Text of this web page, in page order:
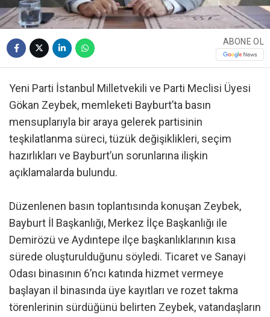
ABONE OL
Yeni Parti İstanbul Milletvekili ve Parti Meclisi Üyesi
Gökan Zeybek, memleketi Bayburt’ta basın
mensuplarıyla bir araya gelerek partisinin
teşkilatlanma süreci, tüzük değişiklikleri, seçim
hazırlıkları ve Bayburt’un sorunlarına ilişkin
açıklamalarda bulundu.
Düzenlenen basın toplantısında konuşan Zeybek,
Bayburt İl Başkanlığı, Merkez İlçe Başkanlığı ile
Demirözü ve Aydıntepe ilçe başkanlıklarının kısa
sürede oluşturulduğunu söyledi. Ticaret ve Sanayi
Odası binasının 6’ncı katında hizmet vermeye
başlayan il binasında üye kayıtları ve rozet takma
törenlerinin sürdüğünü belirten Zeybek, vatandaşların